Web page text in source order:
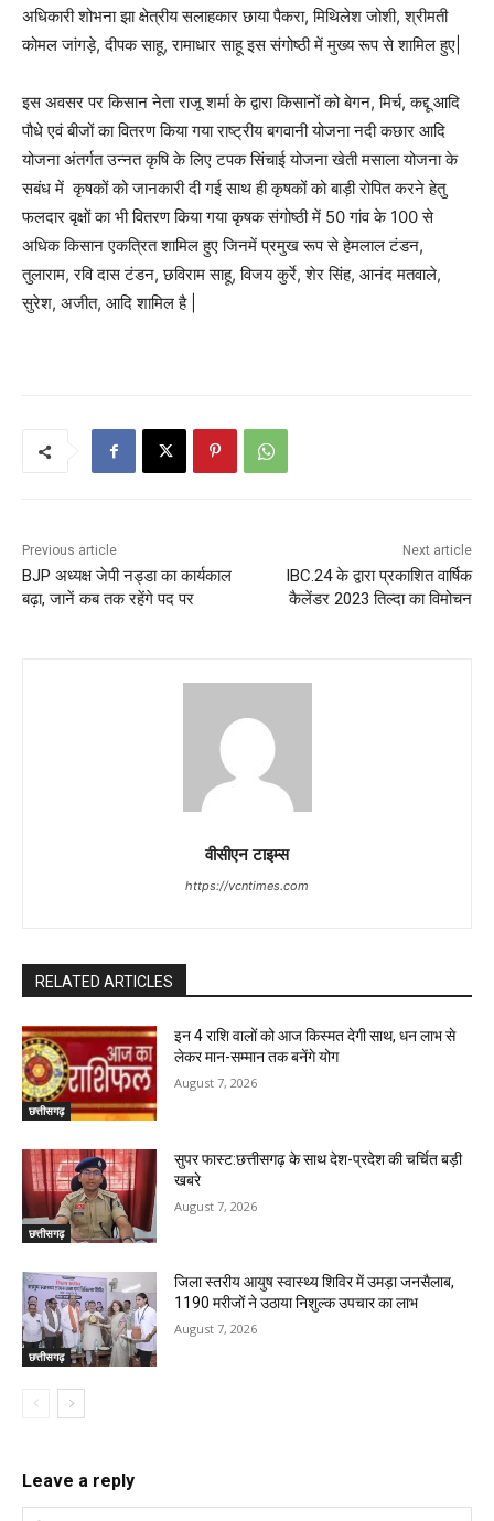
अधिकारी शोभना झा क्षेत्रीय सलाहकार छाया पैकरा, मिथिलेश जोशी, श्रीमती
कोमल जांगड़े, दीपक साहू, रामाधार साहू इस संगोष्ठी में मुख्य रूप से शामिल हुए|
इस अवसर पर किसान नेता राजू शर्मा के द्वारा किसानों को बेगन, मिर्च, कद्दू आदि
पौधे एवं बीजों का वितरण किया गया राष्ट्रीय बगवानी योजना नदी कछार आदि
योजना अंतर्गत उन्नत कृषि के लिए टपक सिंचाई योजना खेती मसाला योजना के
सबंध में कृषकों को जानकारी दी गई साथ ही कृषकों को बाड़ी रोपित करने हेतु
फलदार वृक्षों का भी वितरण किया गया कृषक संगोष्ठी में 50 गांव के 100 से
अधिक किसान एकत्रित शामिल हुए जिनमें प्रमुख रूप से हेमलाल टंडन,
तुलाराम, रवि दास टंडन, छविराम साहू, विजय कुर्रे, शेर सिंह, आनंद मतवाले,
सुरेश, अजीत, आदि शामिल है |
Previous article
BJP अध्यक्ष जेपी नड्डा का कार्यकाल
बढ़ा, जानें कब तक रहेंगे पद पर
Next article
IBC.24 के द्वारा प्रकाशित वार्षिक
कैलेंडर 2023 तिल्दा का विमोचन
वीसीएन टाइम्स
https://vcntimes.com
RELATED ARTICLES
छत्तीसगढ़
इन 4 राशि वालों को आज किस्मत देगी साथ, धन लाभ से
लेकर मान-सम्मान तक बनेंगे योग
August 7, 2026
छत्तीसगढ़
सुपर फास्ट:छत्तीसगढ़ के साथ देश-प्रदेश की चर्चित बड़ी
खबरे
August 7, 2026
छत्तीसगढ़
जिला स्तरीय आयुष स्वास्थ्य शिविर में उमड़ा जनसैलाब,
1190 मरीजों ने उठाया निशुल्क उपचार का लाभ
August 7, 2026
Leave a reply